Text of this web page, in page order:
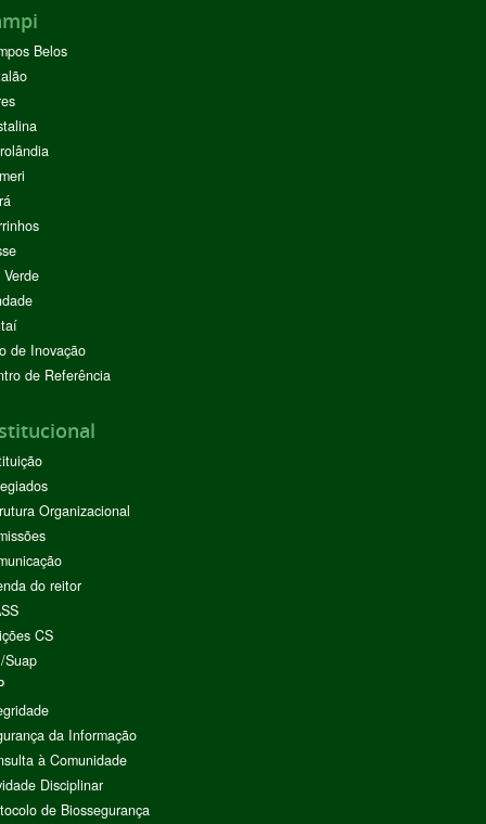
Belos
de Inovação
de Referência
Organizacional
do reitor
CS
Suap
da Informação
à Comunidade
Disciplinar
de Biossegurança